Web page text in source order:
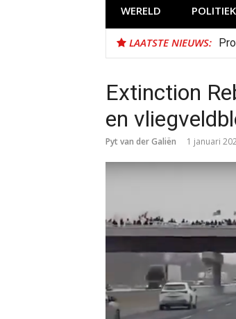
WERELD POLITIEK
LAATSTE NIEUWS:
Extinction
en
Pyt van der Galiën 1 januari